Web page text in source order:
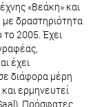
«Βεάκη» και
δραστηριότητα
2005. Έχει
έχει
διάφορα μέρη
ερμηνευτεί
Πρόσφατες